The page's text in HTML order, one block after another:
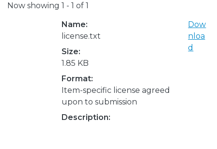
Now showing 1 - 1 of 1
Name:
license.txt
Size:
1.85 KB
Format:
Item-specific license agreed
upon to submission
Description:
Dow
nloa
d